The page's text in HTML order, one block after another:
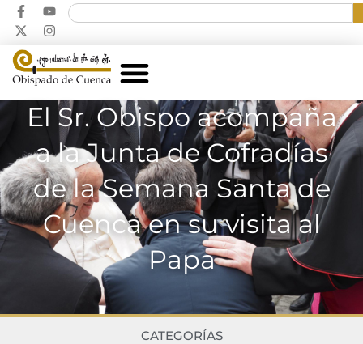
El Sr. Obispo acompaña
a la Junta de Cofradías
de la Semana Santa de
Cuenca en su visita al
Papa
CATEGORÍAS